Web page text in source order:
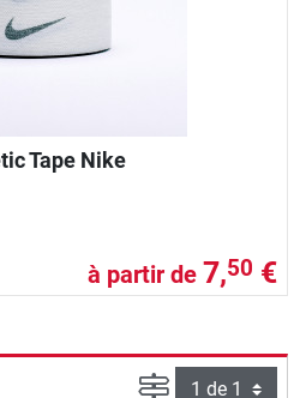
Tape Nike
à partir de 7,50 €
Page